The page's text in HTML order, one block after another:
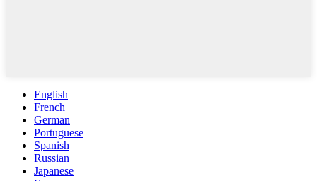
English
French
German
Portuguese
Spanish
Russian
Japanese